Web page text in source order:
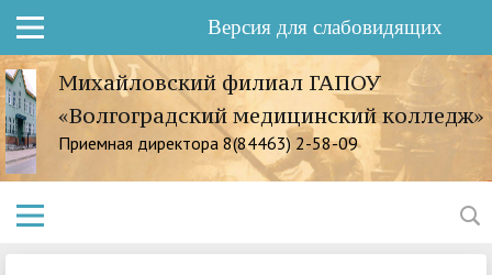
Версия для слабовидящих
Михайловский филиал ГАПОУ
«Волгоградский медицинский колледж»
Приемная директора 8(84463) 2-58-09